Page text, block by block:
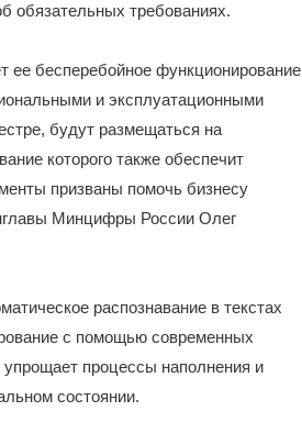
обязательных требованиях.
ее бесперебойное функционирование
и эксплуатационными
будут размещаться на
которого также обеспечит
призваны помочь бизнесу
Минцифры России Олег
распознавание в текстах
с помощью современных
процессы наполнения и
состоянии.